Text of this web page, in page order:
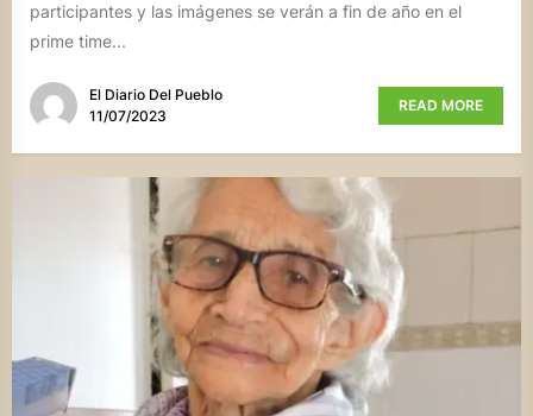
participantes y las imágenes se verán a fin de año en el
prime time...
El Diario Del Pueblo
11/07/2023
READ MORE